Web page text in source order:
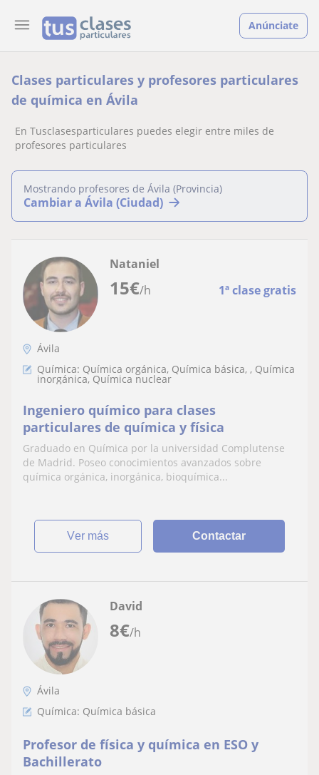
Anúnciate
Clases particulares y profesores particulares
de química en Ávila
En Tusclasesparticulares puedes elegir entre miles de
profesores particulares
Mostrando profesores de Ávila (Provincia)
Cambiar a Ávila (Ciudad)
15€/h 1ª clase gratis
Nataniel
Ávila
Química: Química orgánica, Química básica, , Química
inorgánica, Química nuclear
Ingeniero químico para clases
particulares de química y física
Graduado en Química por la universidad Complutense
de Madrid. Poseo conocimientos avanzados sobre
química orgánica, inorgánica, bioquímica...
ver más Contactar
8€/h
David
Ávila
Química: Química básica
Profesor de física y química en ESO y
Bachillerato